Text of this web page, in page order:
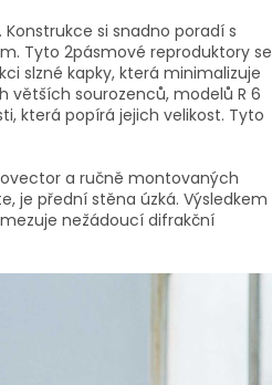
si snadno poradí s
Tyto 2pásmové reproduktory se
slzné kapky, která minimalizuje
větších sourozenců, modelů R 6
která popírá jejich velikost. Tyto
a ručně montovaných
je přední stěna úzká. Výsledkem
nežádoucí difrakční